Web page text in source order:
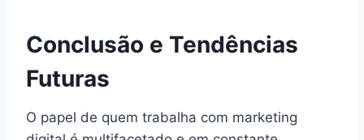
Conclusão e Tendências
Futuras
O papel de quem trabalha com marketing